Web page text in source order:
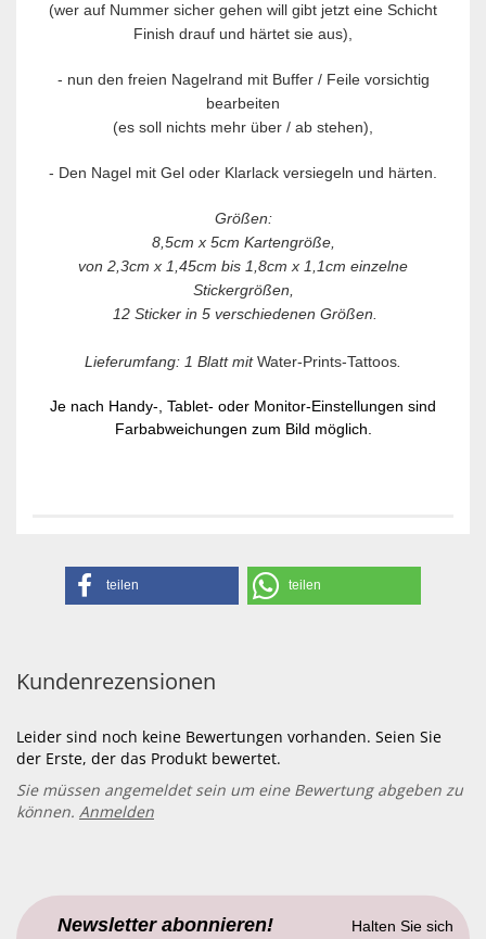
(wer auf Nummer sicher gehen will gibt jetzt eine Schicht
Finish drauf und härtet sie aus),
- nun den freien Nagelrand mit Buffer / Feile vorsichtig
bearbeiten
(es soll nichts mehr über / ab stehen),
- Den Nagel mit Gel oder Klarlack versiegeln und härten.
Größen:
8,5cm x 5cm Kartengröße,
von 2,3cm x 1,45cm bis 1,8cm x 1,1cm einzelne
Stickergrößen,
12 Sticker in 5 verschiedenen Größen.
Lieferumfang: 1 Blatt mitWater-Prints-Tattoos
Je nach Handy-, Tablet- oder Monitor-Einstellungen sind
Farbabweichungen zum Bild möglich.
teilen teilen
Kundenrezensionen
Leider sind noch keine Bewertungen vorhanden. Seien Sie
der Erste, der das Produkt bewertet.
Sie müssen angemeldet sein um eine Bewertung abgeben zu
können. Anmelden
Newsletter abonnieren!
Halten Sie sich